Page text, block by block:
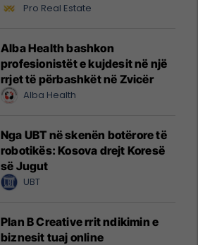
Pro Real Estate
Alba Health bashkon
profesionistët e kujdesit në një
rrjet të përbashkët në Zvicër
Alba Health
Nga UBT në skenën botërore të
robotikës: Kosova drejt Koresë
së Jugut
UBT
Plan B Creative rrit ndikimin e
biznesit tuaj online